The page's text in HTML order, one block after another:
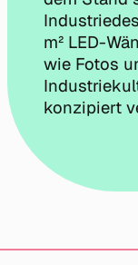
m² LED-
wie Fotos
konzipiert